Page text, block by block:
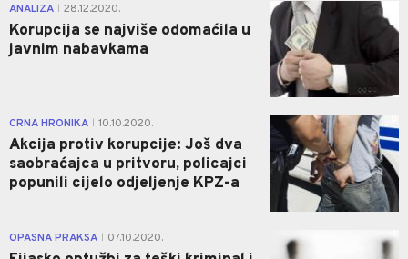
ANALIZA 28.12.2020.
Korupcija se najviše odomaćila u
javnim nabavkama
CRNA HRONIKA 10.10.2020.
Akcija protiv korupcije: Još dva
saobraćajca u pritvoru, policajci
popunili cijelo odjeljenje KPZ-a
OPASNA PRAKSA 07.10.2020.